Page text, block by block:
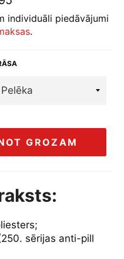
individuāli piedāvājumi
.
GROZAM
sērijas anti-pill